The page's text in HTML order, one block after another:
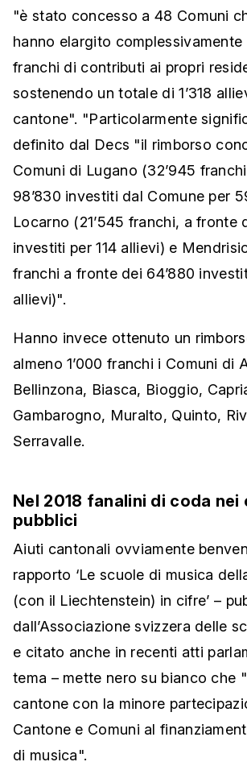
"è stato concesso a 48 Comuni
hanno elargito complessivamente
franchi di contributi ai propri
sostenendo un totale di 1’318
cantone". "Particolarmente
definito dal Decs "il rimborso
Comuni di Lugano (32’945
98’830 investiti dal Comune per
Locarno (21’545 franchi, a fronte
investiti per 114 allievi) e
franchi a fronte dei 64’880
allievi)".
Hanno invece ottenuto un
almeno 1’000 franchi i Comuni di
Bellinzona, Biasca, Bioggio,
Gambarogno, Muralto, Quinto,
Serravalle.
Nel 2018 fanalini di coda
pubblici
Aiuti cantonali ovviamente
rapporto ‘Le scuole di musica
(con il Liechtenstein) in cifre’ –
dall’Associazione svizzera delle
e citato anche in recenti atti
tema – mette nero su bianco che
cantone con la minore
Cantone e Comuni al
di musica".